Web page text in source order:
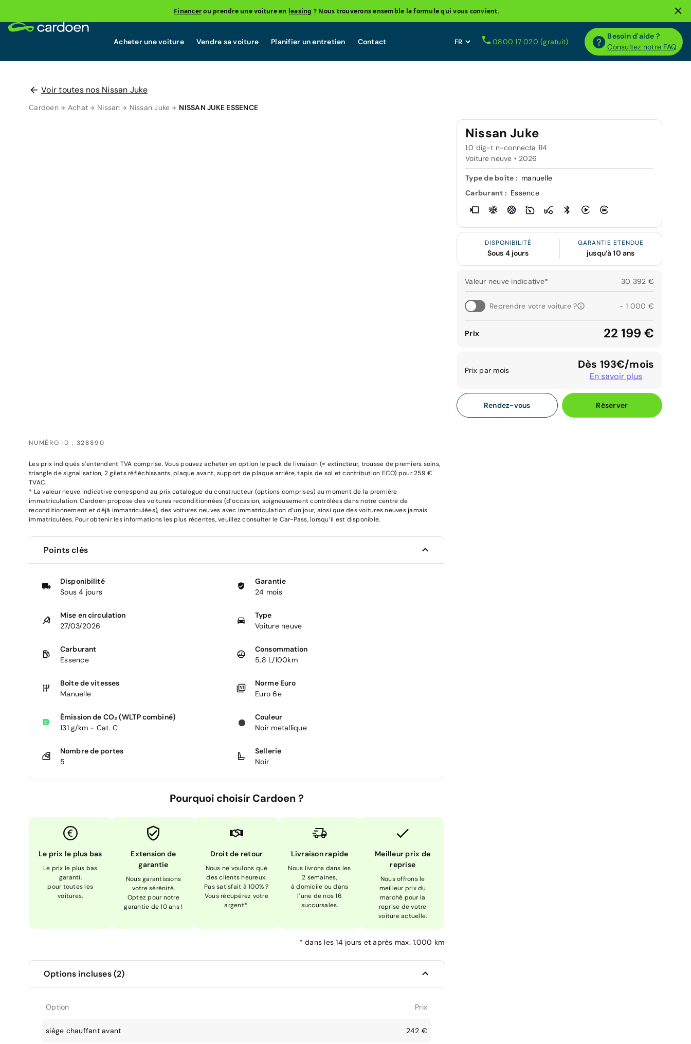
Financerou prendre une voiture en leasing ? Nous trouverons ensemble la formule qui vous convient.
Acheter une voiture Vendre sa voiture Planifier un entretien Contact 0800 17 020 (gratuit)
Besoin d'aide ?
Consultez notre FAQ
Voir toutes nos Nissan Juke
Cardoen Achat Nissan Nissan Juke NISSAN JUKE ESSENCE
NUMÉRO ID : 328890
Nissan Juke
1.0 dig-t n-connecta 114
Voiture neuve • 2026
Type de boîte : manuelle
Carburant : Essence
DISPONIBILITÉ
Sous 4 jours
GARANTIE ETENDUE
jusqu’à 10 ans
Valeur neuve indicative* 30 392 €
Reprendre votre voiture ? - 1 000 €
Prix 22 199 €
Prix par mois Dès 193€/mois
En savoir plus
Rendez-vous Réserver
Les prix indiqués s’entendent TVA comprise. Vous pouvez acheter en option le pack de livraison (= extincteur, trousse de premiers soins,
triangle de signalisation, 2 gilets réfléchissants, plaque avant, support de plaque arrière, tapis de sol et contribution ECO) pour 259 €
TVAC.
* La valeur neuve indicative correspond au prix catalogue du constructeur (options comprises) au moment de la première
immatriculation. Cardoen propose des voitures reconditionnées (d’occasion, soigneusement contrôlées dans notre centre de
reconditionnement et déjà immatriculées), des voitures neuves avec immatriculation d’un jour, ainsi que des voitures neuves jamais
immatriculées. Pour obtenir les informations les plus récentes, veuillez consulter le Car-Pass, lorsqu’il est disponible.
Points clés
Disponibilité
Sous 4 jours
Garantie
24 mois
Mise en circulation
27/03/2026
Type
Voiture neuve
Carburant
Essence
Consommation
5,8 L/100km
Boîte de vitesses
Manuelle
Norme Euro
Euro 6e
Émission de CO₂ (WLTP combiné)
131 g/km - Cat. C
Couleur
Noir metallique
Nombre de portes
5
Sellerie
Noir
Pourquoi choisir Cardoen ?
Le prix le plus bas
Le prix le plus bas
garanti,
pour toutes les
voitures.
Extension de
garantie
Nous garantissons
votre sérénité.
Optez pour notre
garantie de 10 ans !
Droit de retour
Nous ne voulons que
des clients heureux.
Pas satisfait à 100% ?
Vous récupérez votre
argent*.
Livraison rapide
Nous livrons dans les
2 semaines,
à domicile ou dans
l’une de nos 16
succursales.
Meilleur prix de
reprise
Nous offrons le
meilleur prix du
marché pour la
reprise de votre
voiture actuelle.
* dans les 14 jours et après max. 1.000 km
Options incluses (2)
Option Prix
siège chauffant avant 242 €